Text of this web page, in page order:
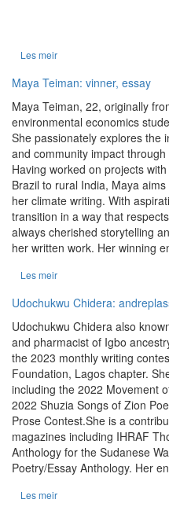
Les meir
Maya Teiman: vinner, essay
Maya Teiman, 22, originally
environmental economics
She passionately explores the
and community impact
Having worked on projects
Brazil to rural India, Maya
her climate writing. With
transition in a way that
always cherished storytelling
her written work. Her winning
Les meir
Udochukwu Chidera:
Udochukwu Chidera also
and pharmacist of Igbo
the 2023 monthly writing
Foundation, Lagos chapter.
including the 2022 Movement
2022 Shuzia Songs of Zion
Prose Contest.She is a
magazines including IHRAF
Anthology for the Sudanese
Poetry/Essay Anthology. Her
Les meir